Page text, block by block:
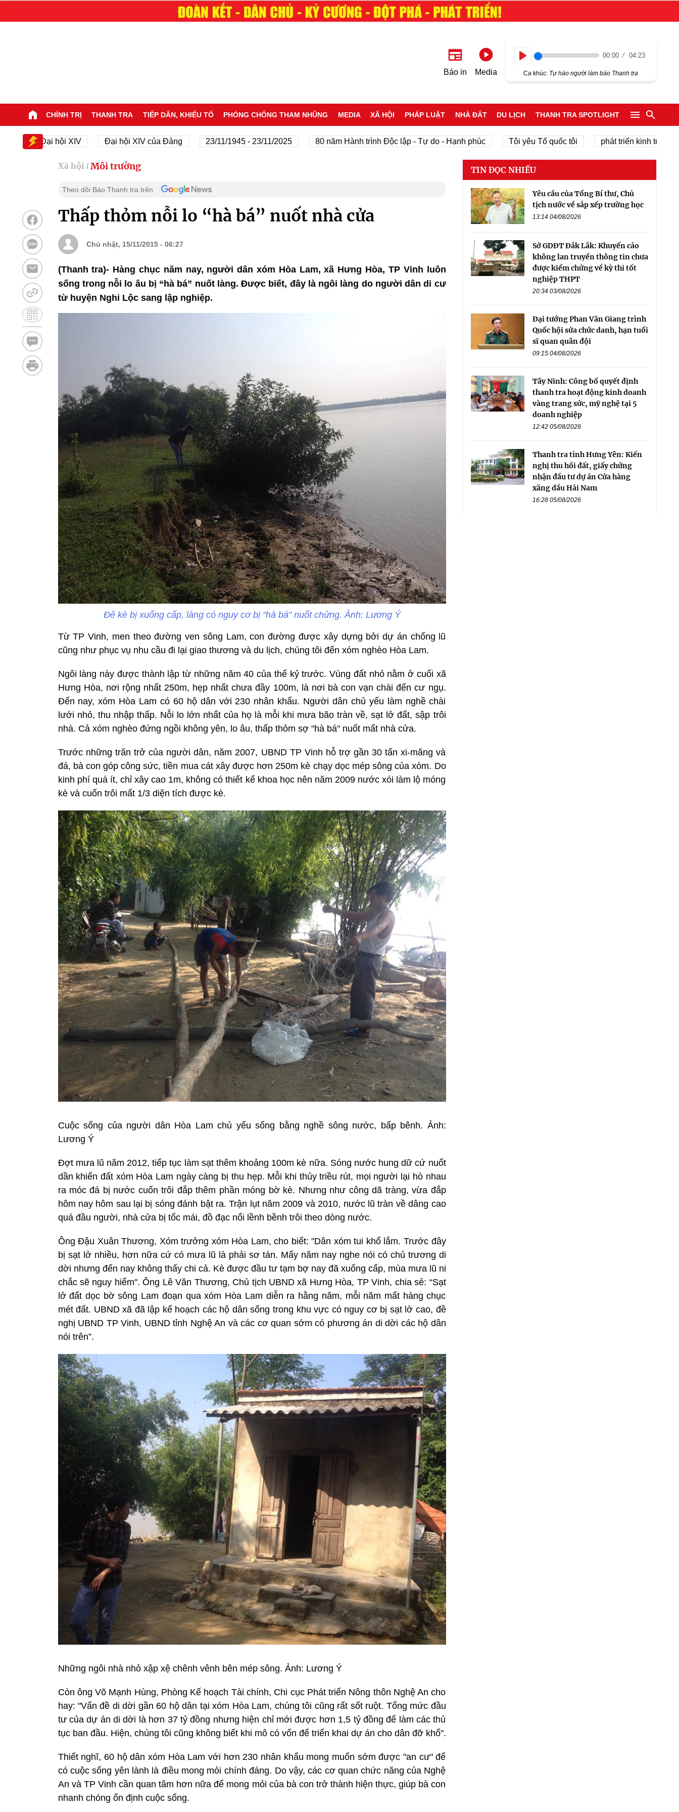
Báo in Media
00:00 04:23
Ca khúc: Tự hào người làm báo Thanh tra
CHÍNH TRỊ THANH TRA TIẾP DÂN, KHIẾU TỐ PHÒNG CHỐNG THAM NHŨNG MEDIA XÃ HỘI PHÁP LUẬT NHÀ ĐẤT DU LỊCH THANH TRA SPOTLIGHT
Đại hội XIV Đại hội XIV của Đảng 23/11/1945 - 23/11/2025 80 năm Hành trình Độc lập - Tự do - Hạnh phúc Tôi yêu Tổ quốc tôi phát triển kinh tế tư nhân
Xã hội / Môi trường
Theo dõi Báo Thanh tra trên
Thấp thỏm nỗi lo “hà bá” nuốt nhà cửa
Chủ nhật, 15/11/2015 - 06:27
(Thanh tra)- Hàng chục năm nay, người dân xóm Hòa Lam, xã Hưng Hòa, TP Vinh luôn
sống trong nỗi lo âu bị “hà bá” nuốt làng. Được biết, đây là ngôi làng do người dân di cư
từ huyện Nghi Lộc sang lập nghiệp.
Đê kè bị xuống cấp, làng có nguy cơ bị "hà bá" nuốt chửng. Ảnh: Lương Ý
Từ TP Vinh, men theo đường ven sông Lam, con đường được xây dựng bởi dự án chống lũ
cũng như phục vụ nhu cầu đi lại giao thương và du lịch, chúng tôi đến xóm nghèo Hòa Lam.
Ngôi làng này được thành lập từ những năm 40 của thế kỷ trước. Vùng đất nhỏ nằm ở cuối xã
Hưng Hòa, nơi rộng nhất 250m, hẹp nhất chưa đầy 100m, là nơi bà con vạn chài đến cư ngụ.
Ðến nay, xóm Hòa Lam có 60 hộ dân với 230 nhân khẩu. Người dân chủ yếu làm nghề chài
lưới nhỏ, thu nhập thấp. Nỗi lo lớn nhất của họ là mỗi khi mưa bão tràn về, sạt lở đất, sập trôi
nhà. Cả xóm nghèo đứng ngồi không yên, lo âu, thấp thỏm sợ "hà bá" nuốt mất nhà cửa.
Trước những trăn trở của người dân, năm 2007, UBND TP Vinh hỗ trợ gần 30 tấn xi-măng và
đá, bà con góp công sức, tiền mua cát xây được hơn 250m kè chạy dọc mép sông của xóm. Do
kinh phí quá ít, chỉ xây cao 1m, không có thiết kế khoa học nên năm 2009 nước xói làm lộ móng
kè và cuốn trôi mất 1/3 diện tích được kè.
Cuộc sống của người dân Hòa Lam chủ yếu sống bằng nghề sông nước, bấp bênh. Ảnh:
Lương Ý
Ðợt mưa lũ năm 2012, tiếp tục làm sạt thêm khoảng 100m kè nữa. Sóng nước hung dữ cứ nuốt
dần khiến đất xóm Hòa Lam ngày càng bị thu hẹp. Mỗi khi thủy triều rút, mọi người lại hò nhau
ra móc đá bị nước cuốn trôi đắp thêm phần móng bờ kè. Nhưng như công dã tràng, vừa đắp
hôm nay hôm sau lại bị sóng đánh bật ra. Trận lụt năm 2009 và 2010, nước lũ tràn về dâng cao
quá đầu người, nhà cửa bị tốc mái, đồ đạc nổi lềnh bềnh trôi theo dòng nước.
Ông Đậu Xuân Thương, Xóm trưởng xóm Hòa Lam, cho biết: "Dân xóm tui khổ lắm. Trước đây
bị sạt lở nhiều, hơn nữa cứ có mưa lũ là phải sơ tán. Mấy năm nay nghe nói có chủ trương di
dời nhưng đến nay không thấy chi cả. Kè được đầu tư tạm bợ nay đã xuống cấp, mùa mưa lũ ni
chắc sẽ nguy hiểm". Ông Lê Văn Thương, Chủ tịch UBND xã Hưng Hòa, TP Vinh, chia sẻ: “Sạt
lở đất dọc bờ sông Lam đoạn qua xóm Hòa Lam diễn ra hằng năm, mỗi năm mất hàng chục
mét đất. UBND xã đã lập kế hoạch các hộ dân sống trong khu vực có nguy cơ bị sạt lở cao, đề
nghị UBND TP Vinh, UBND tỉnh Nghệ An và các cơ quan sớm có phương án di dời các hộ dân
nói trên”.
Những ngôi nhà nhỏ xập xệ chênh vênh bên mép sông. Ảnh: Lương Ý
Còn ông Võ Mạnh Hùng, Phòng Kế hoạch Tài chính, Chi cục Phát triển Nông thôn Nghệ An cho
hay: "Vấn đề di dời gần 60 hộ dân tại xóm Hòa Lam, chúng tôi cũng rất sốt ruột. Tổng mức đầu
tư của dự án di dời là hơn 37 tỷ đồng nhưng hiện chỉ mới được hơn 1,5 tỷ đồng để làm các thủ
tục ban đầu. Hiện, chúng tôi cũng không biết khi mô có vốn để triển khai dự án cho dân đỡ khổ".
Thiết nghĩ, 60 hộ dân xóm Hòa Lam với hơn 230 nhân khẩu mong muốn sớm được "an cư" để
có cuộc sống yên lành là điều mong mỏi chính đáng. Do vậy, các cơ quan chức năng của Nghệ
An và TP Vinh cần quan tâm hơn nữa để mong mỏi của bà con trở thành hiện thực, giúp bà con
nhanh chóng ổn định cuộc sống.
TIN ĐỌC NHIỀU
Yêu cầu của Tổng Bí thư, Chủ
tịch nước về sắp xếp trường học
13:14 04/08/2026
Sở GDĐT Đắk Lắk: Khuyến cáo
không lan truyền thông tin chưa
được kiểm chứng về kỳ thi tốt
nghiệp THPT
20:34 03/08/2026
Đại tướng Phan Văn Giang trình
Quốc hội sửa chức danh, hạn tuổi
sĩ quan quân đội
09:15 04/08/2026
Tây Ninh: Công bố quyết định
thanh tra hoạt động kinh doanh
vàng trang sức, mỹ nghệ tại 5
doanh nghiệp
12:42 05/08/2026
Thanh tra tỉnh Hưng Yên: Kiến
nghị thu hồi đất, giấy chứng
nhận đầu tư dự án Cửa hàng
xăng dầu Hải Nam
16:28 05/08/2026